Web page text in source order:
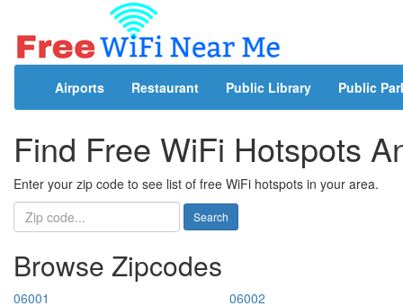
Airports Restaurant Public Library Public
Find Free WiFi Hotspots
Enter your zip code to see list of free WiFi hotspots in your area.
Search
Browse Zipcodes
06001
06002